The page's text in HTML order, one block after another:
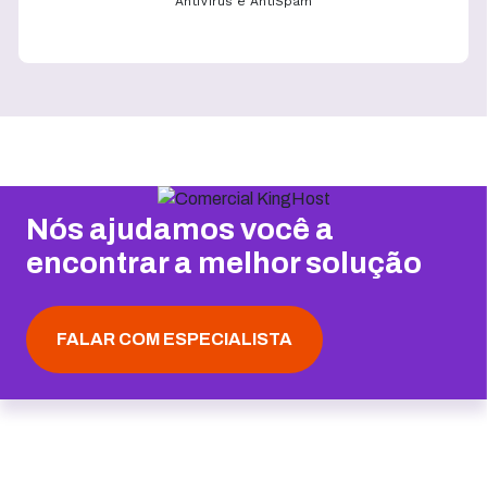
Nós ajudamos você a
encontrar a melhor solução
FALAR COM ESPECIALISTA